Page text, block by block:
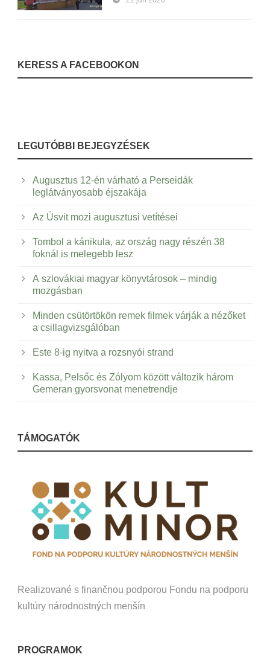
KERESS A FACEBOOKON
LEGUTÓBBI BEJEGYZÉSEK
Augusztus 12-én várható a Perseidák
leglátványosabb éjszakája
Az Úsvit mozi augusztusi vetítései
Tombol a kánikula, az ország nagy részén 38
foknál is melegebb lesz
A szlovákiai magyar könyvtárosok – mindig
mozgásban
Minden csütörtökön remek filmek várják a nézőket
a csillagvizsgálóban
Este 8-ig nyitva a rozsnyói strand
Kassa, Pelsőc és Zólyom között változik három
Gemeran gyorsvonat menetrendje
TÁMOGATÓK
Realizované s finančnou podporou Fondu na podporu
kultúry národnostných menšín
PROGRAMOK